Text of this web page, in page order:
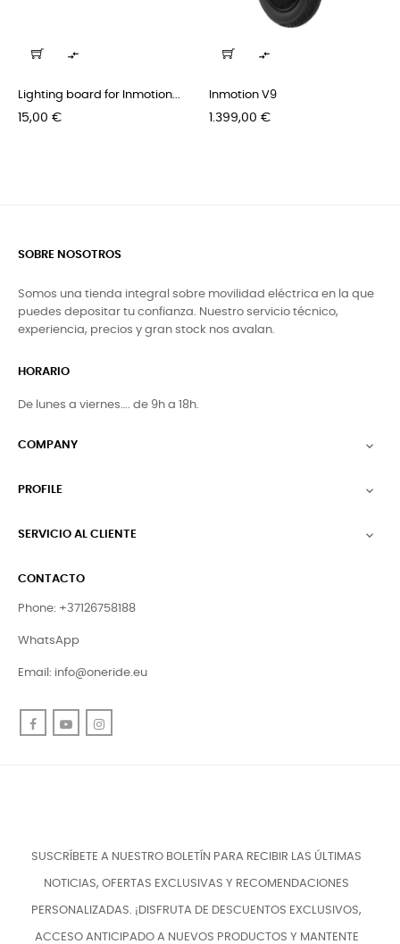

Lighting board for Inmotion...
Precio
15,00 €

Inmotion V9
Precio
1.399,00 €
SOBRE NOSOTROS
Somos una tienda integral sobre movilidad eléctrica en la que
puedes depositar tu confianza. Nuestro servicio técnico,
experiencia, precios y gran stock nos avalan.
HORARIO
De lunes a viernes…. de 9h a 18h.
COMPANY 
PROFILE 
SERVICIO AL CLIENTE 
CONTACTO
Phone: +37126758188
WhatsApp
Email: info@oneride.eu
FacebookYouTube
SUSCRÍBETE A NUESTRO BOLETÍN PARA RECIBIR LAS ÚLTIMAS
NOTICIAS, OFERTAS EXCLUSIVAS Y RECOMENDACIONES
PERSONALIZADAS. ¡DISFRUTA DE DESCUENTOS EXCLUSIVOS,
ACCESO ANTICIPADO A NUEVOS PRODUCTOS Y MANTENTE